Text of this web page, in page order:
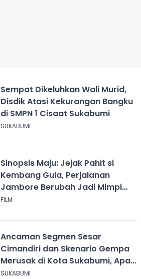
Sempat Dikeluhkan Wali Murid,
Disdik Atasi Kekurangan Bangku
di SMPN 1 Cisaat Sukabumi
SUKABUMI
Sinopsis Maju: Jejak Pahit si
Kembang Gula, Perjalanan
Jambore Berubah Jadi Mimpi
Buruk
FILM
Ancaman Segmen Sesar
Cimandiri dan Skenario Gempa
Merusak di Kota Sukabumi, Apa
yang Harus Dilakukan?
SUKABUMI